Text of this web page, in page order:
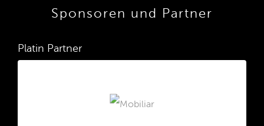
Sponsoren und Partner
Platin Partner